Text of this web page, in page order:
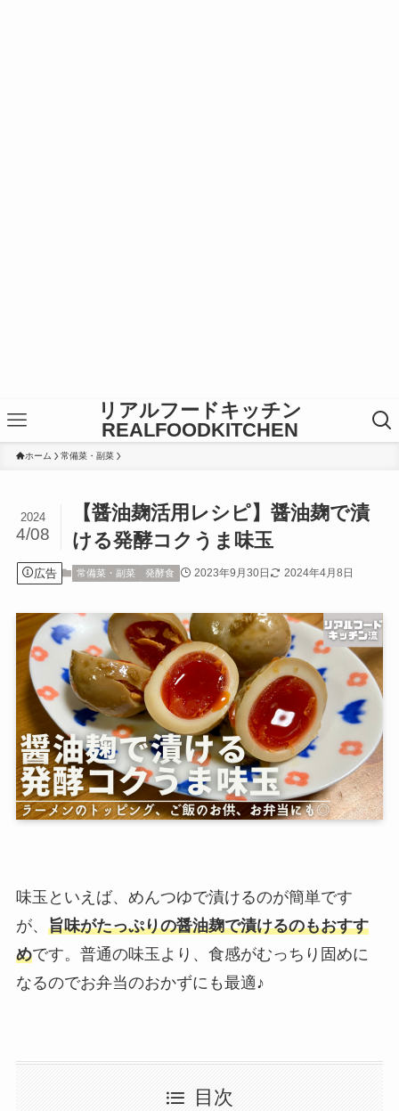
リアルフードキッチン
REALFOODKITCHEN
ホーム 常備菜・副菜
【醤油麹活用レシピ】醤油麹で漬
ける発酵コクうま味玉
2024
4/08
広告 常備菜・副菜 発酵食 2023年9月30日 2024年4月8日
味玉といえば、めんつゆで漬けるのが簡単です
が、 旨味がたっぷりの醤油麹で漬けるのもおすす
めです。普通の味玉より、食感がむっちり固めに
なるのでお弁当のおかずにも最適♪
目次